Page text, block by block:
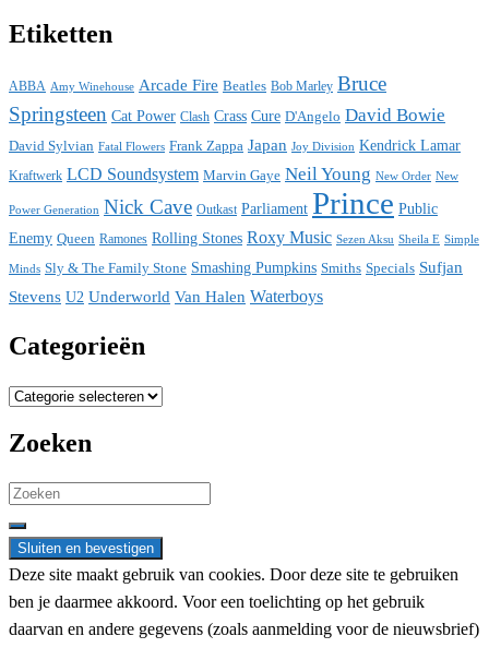
Etiketten
ABBA Amy Winehouse Arcade Fire Beatles Bob Marley Bruce
Springsteen Cat Power Clash Crass Cure D'Angelo David Bowie
David Sylvian Fatal Flowers Frank Zappa Japan Joy Division Kendrick Lamar
Kraftwerk LCD Soundsystem Marvin Gaye Neil Young New Order New
Power Generation Nick Cave Outkast Parliament Prince Public
Enemy Queen Ramones Rolling Stones Roxy Music Sezen Aksu Sheila E Simple
Minds Sly & The Family Stone Smashing Pumpkins Smiths Specials Sufjan
Stevens U2 Underworld Van Halen Waterboys
Categorieën
Categorieën
Zoeken
Search
for:
Deze site maakt gebruik van cookies. Door deze site te gebruiken
ben je daarmee akkoord. Voor een toelichting op het gebruik
daarvan en andere gegevens (zoals aanmelding voor de nieuwsbrief)